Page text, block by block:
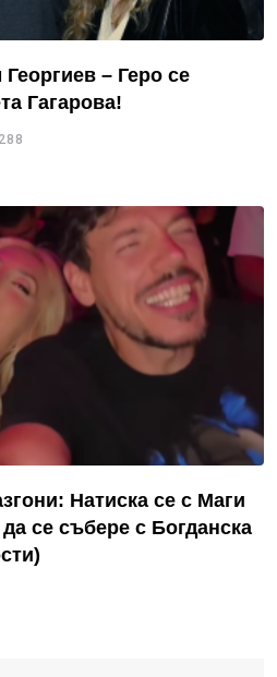
– Геро се
Гагарова!
Натиска се с Маги
се събере с Богданска